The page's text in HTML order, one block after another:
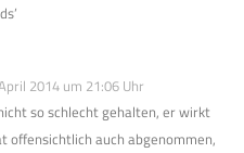
2014 um 21:06 Uhr
so schlecht gehalten, er wirkt
offensichtlich auch abgenommen,